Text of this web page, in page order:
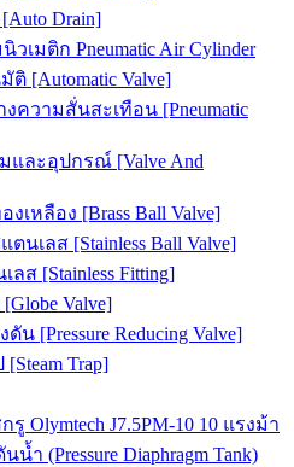
Drain]
เมติก Pneumatic Air Cylinder
ติ [Automatic Valve]
ความสั่นสะเทือน [Pneumatic
และอุปกรณ์ [Valve And
เหลือง [Brass Ball Valve]
นเลส [Stainless Ball Valve]
ส [Stainless Fitting]
Valve]
น [Pressure Reducing Valve]
Trap]
Olymtech J7.5PM-10 10 แรงม้า
ำ (Pressure Diaphragm Tank)